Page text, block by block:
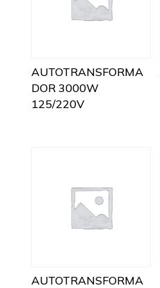
AUTOTRANSFORMA
DOR 3000W
125/220V
AUTOTRANSFORMA